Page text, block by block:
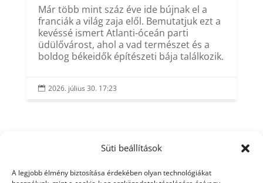
Süti beállítások
A legjobb élmény biztosítása érdekében olyan technológiákat
Már több mint száz éve ide bújnak el a
franciák a világ zaja elől. Bemutatjuk ezt a
kevéssé ismert Atlanti-óceán parti
üdülővárost, ahol a vad természet és a
boldog békeidők építészeti bája találkozik.
 2026. július 30. 17:23